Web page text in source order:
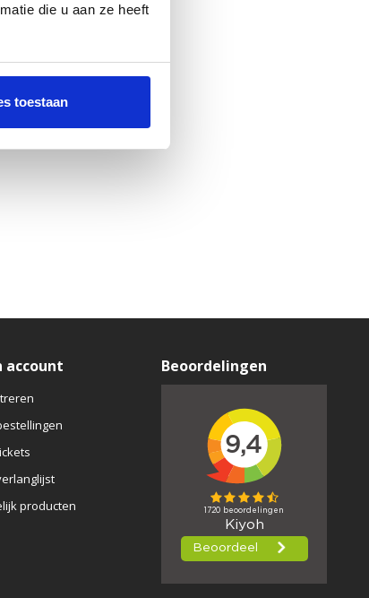
die u aan ze heeft
toestaan
account
producten
Beoordelingen